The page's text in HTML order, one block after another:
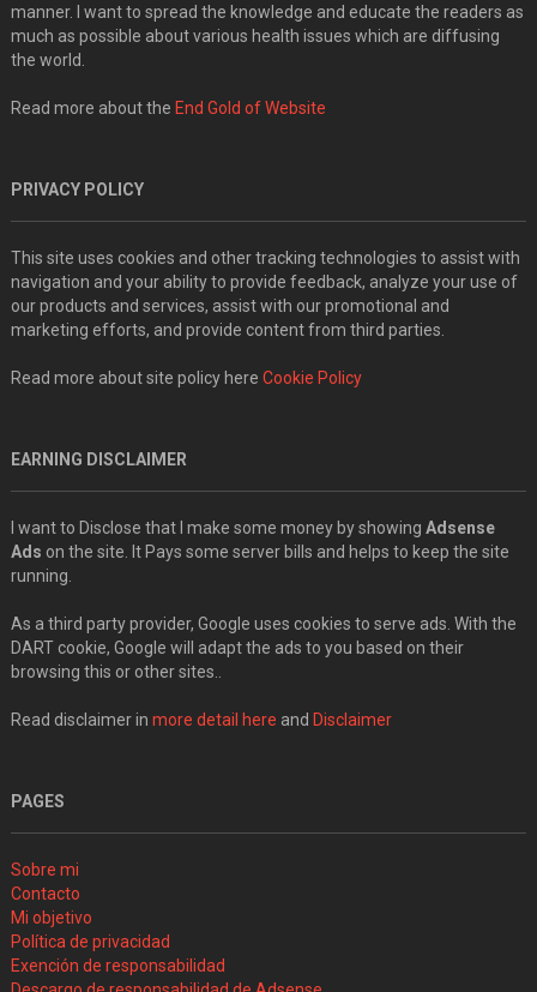
manner. I want to spread the knowledge and educate the readers as
much as possible about various health issues which are diffusing
the world.
Read more about the End Gold of Website
PRIVACY POLICY
This site uses cookies and other tracking technologies to assist with
navigation and your ability to provide feedback, analyze your use of
our products and services, assist with our promotional and
marketing efforts, and provide content from third parties.
Read more about site policy here Cookie Policy
EARNING DISCLAIMER
I want to Disclose that I make some money by showing Adsense
Ads on the site. It Pays some server bills and helps to keep the site
running.
As a third party provider, Google uses cookies to serve ads. With the
DART cookie, Google will adapt the ads to you based on their
browsing this or other sites..
Read disclaimer in more detail here and Disclaimer
PAGES
Sobre mi
Contacto
Mi objetivo
Política de privacidad
Exención de responsabilidad